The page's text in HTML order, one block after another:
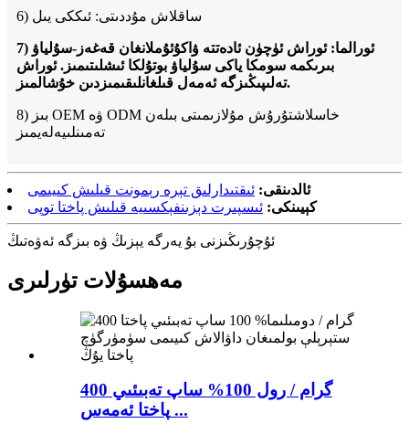
6) ساقلاش مۇددىتى: ئىككى يىل
7) ئورالما: ئوراش ئۈچۈن ئادەتتە ۋاكۇئۇملانغان قەغەز-سۇلياۋ
بىرىكمە سومكا ياكى سۇلياۋ بوتۇلكا ئىشلىتىمىز. ئوراش
تەلىپىڭىزگە ئەمەل قىلغانلىقىمىزدىن خۇشالمىز.
8) بىز OEM ۋە ODM خاسلاشتۇرۇش مۇلازىمىتى بىلەن
تەمىنلىيەلەيمىز
ئالدىنقى: ئىقتىدارلىق تېرە رېمونت قىلىش كىيىمى
كېيىنكى: ئىسپىرت دېزىنفېكسىيە قىلىش پاختا توپى
ئۇچۇرىڭىزنى بۇ يەرگە يېزىڭ ۋە بىزگە ئەۋەتىڭ
مەھسۇلات تۈرلىرى
400 گرام / رول 100% ساپ تەبىئىي
پاختا ئەمەس ...